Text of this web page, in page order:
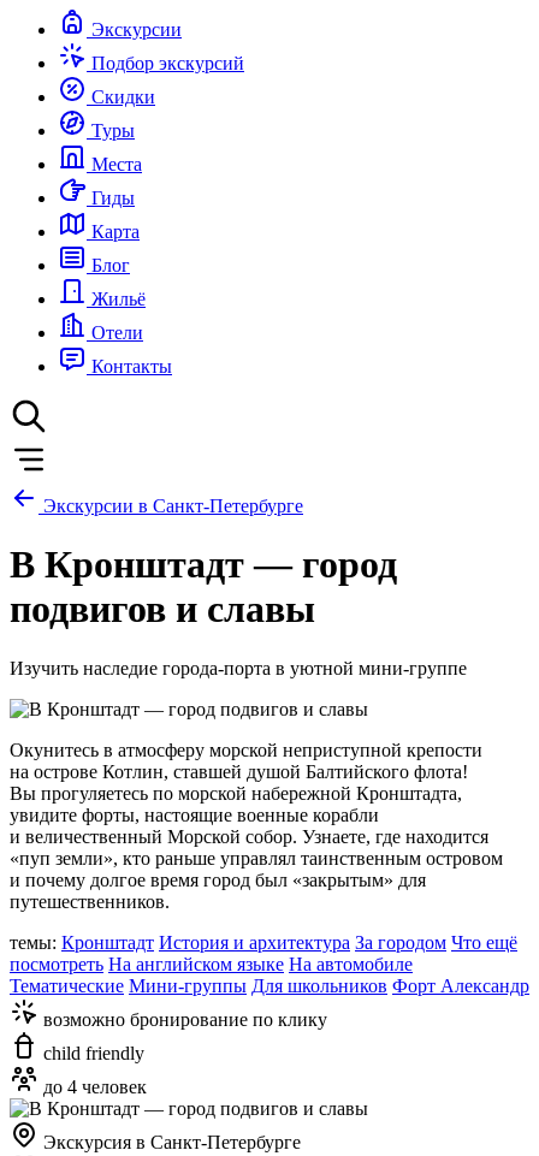
Экскурсии
Подбор экскурсий
Скидки
Туры
Места
Гиды
Карта
Блог
Жильё
Отели
Контакты
Экскурсии в Санкт-Петербурге
В Кронштадт — город
подвигов и славы
Изучить наследие города-порта в уютной мини-группе
Окунитесь в атмосферу морской неприступной крепости
на острове Котлин, ставшей душой Балтийского флота!
Вы прогуляетесь по морской набережной Кронштадта,
увидите форты, настоящие военные корабли
и величественный Морской собор. Узнаете, где находится
«пуп земли», кто раньше управлял таинственным островом
и почему долгое время город был «закрытым» для
путешественников.
темы: Кронштадт История и архитектура За городом Что ещё
посмотреть На английском языке На автомобиле
Тематические Мини-группы Для школьников Форт Александр
возможно бронирование по клику
child friendly
до 4 человек
Экскурсия в Санкт-Петербурге